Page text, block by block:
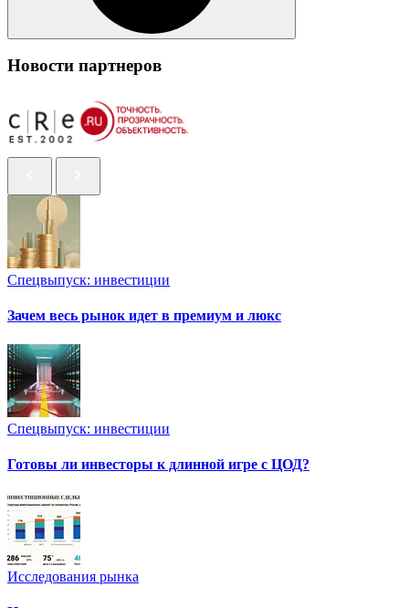
Новости партнеров
Спецвыпуск: инвестиции
Зачем весь рынок идет в премиум и люкс
Спецвыпуск: инвестиции
Готовы ли инвесторы к длинной игре с ЦОД?
Исследования рынка